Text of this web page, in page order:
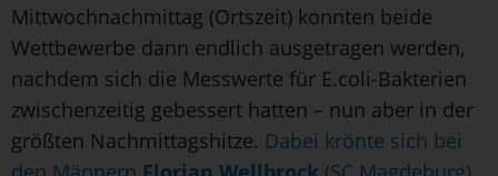
Mittwochnachmittag (Ortszeit) konnten beide
Wettbewerbe dann endlich ausgetragen werden,
nachdem sich die Messwerte für E.coli-Bakterien
zwischenzeitig gebessert hatten – nun aber in der
größten Nachmittagshitze. Dabei krönte sich bei